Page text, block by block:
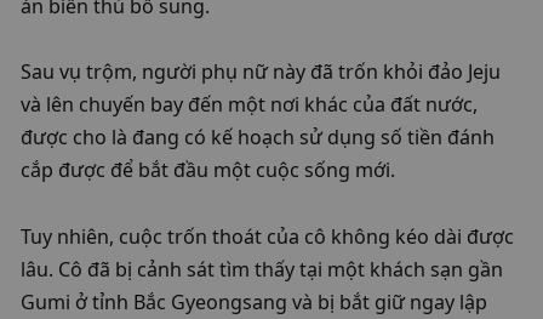
án biển thủ bổ sung.
Sau vụ trộm, người phụ nữ này đã trốn khỏi đảo Jeju
và lên chuyến bay đến một nơi khác của đất nước,
được cho là đang có kế hoạch sử dụng số tiền đánh
cắp được để bắt đầu một cuộc sống mới.
Tuy nhiên, cuộc trốn thoát của cô không kéo dài được
lâu. Cô đã bị cảnh sát tìm thấy tại một khách sạn gần
Gumi ở tỉnh Bắc Gyeongsang và bị bắt giữ ngay lập